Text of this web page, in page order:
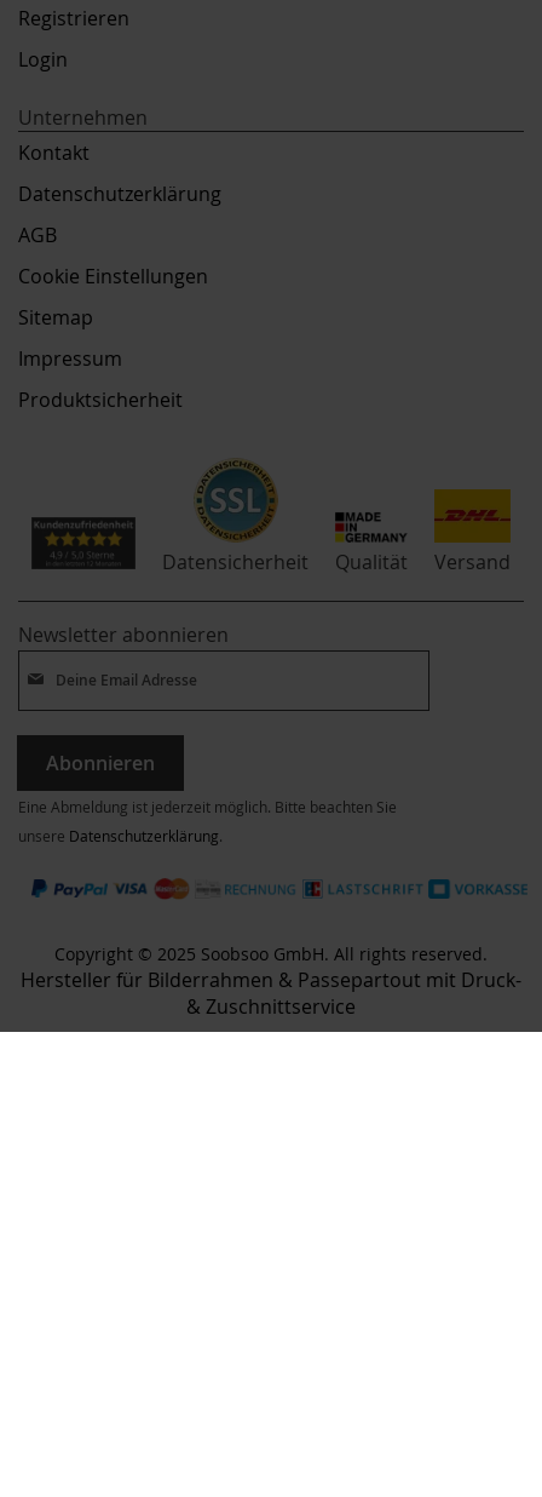
Registrieren
Login
Unternehmen
Kontakt
Datenschutzerklärung
AGB
Cookie Einstellungen
Sitemap
Impressum
Produktsicherheit
Datensicherheit Qualität Versand
Newsletter abonnieren
Abonnieren
Eine Abmeldung ist jederzeit möglich. Bitte beachten Sie
unsere Datenschutzerklärung.
Copyright © 2025 Soobsoo GmbH. All rights reserved.
Hersteller für Bilderrahmen & Passepartout mit Druck-
& Zuschnittservice